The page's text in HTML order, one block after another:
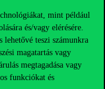
mint például
és/vagy elérésére.
lehetővé teszi számunkra
magatartás vagy
megtagadása vagy
funkciókat és
után jelentkezzen
továbbra is
tanulni
a Corvinuson,